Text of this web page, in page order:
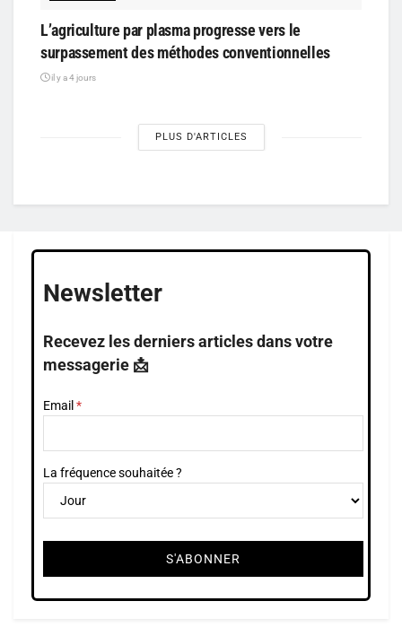
L’agriculture par plasma progresse vers le
surpassement des méthodes conventionnelles
il y a 4 jours
PLUS D'ARTICLES
Newsletter
Recevez les derniers articles dans votre
messagerie 📩
Email
La fréquence souhaitée ?